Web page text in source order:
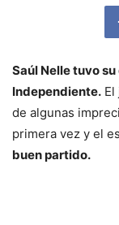
Saúl Nelle tuvo
Independiente.
de algunas
primera vez y el
buen partido.